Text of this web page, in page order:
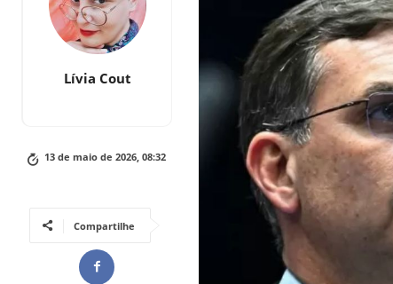
Lívia Cout
13 de maio de 2026, 08:32
Compartilhe